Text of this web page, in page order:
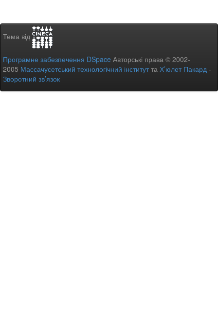
Тема від
Програмне забезпечення DSpace Авторські права © 2002-
2005 Массачусетський технологічний інститутта Х’юлет Пакард -
Зворотний зв’язок